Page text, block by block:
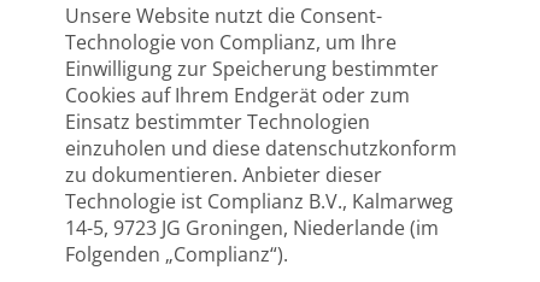
Unsere Website nutzt die Consent-
Technologie von Complianz, um Ihre
Einwilligung zur Speicherung bestimmter
Cookies auf Ihrem Endgerät oder zum
Einsatz bestimmter Technologien
einzuholen und diese datenschutzkonform
zu dokumentieren. Anbieter dieser
Technologie ist Complianz B.V., Kalmarweg
14-5, 9723 JG Groningen, Niederlande (im
Folgenden „Complianz“).